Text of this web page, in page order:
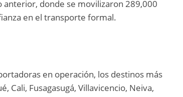
donde se movilizaron 289,000
en el transporte formal.
en operación, los destinos más
Cali, Fusagasugá, Villavicencio, Neiva,